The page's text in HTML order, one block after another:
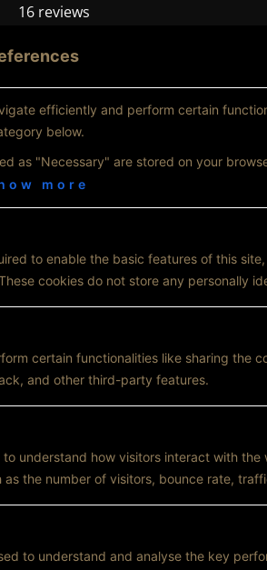
Wir schätzen Ihre Privatsphäre
Datenschutzerklärung. Bitte bestätigen
einverstanden sind. Zudem gelten
Geschäftsbedingungen (AGB).
ALLE ABLEHNEN
efficiently and perform certain
below.
as "Necessary" are stored on your
more
to enable the basic features of this
cookies do not store any personally
certain functionalities like sharing the
and other third-party features.
understand how visitors interact with
as the number of visitors, bounce rate,
to understand and analyse the key
16 reviews
TRUSTPILOT
TRUSTSCORE
AGBDATENSCHUTZERKLAERUNGIMPRESSUM